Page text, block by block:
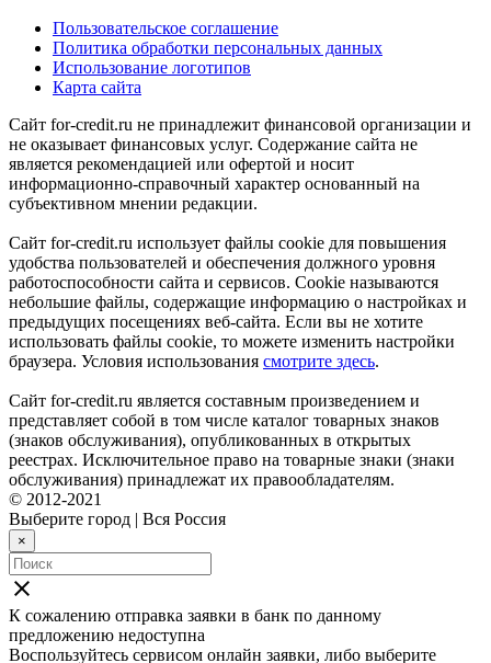
Пользовательское соглашение
Политика обработки персональных данных
Использование логотипов
Карта сайта
Сайт for-credit.ru не принадлежит финансовой организации и
не оказывает финансовых услуг. Содержание сайта не
является рекомендацией или офертой и носит
информационно-справочный характер основанный на
субъективном мнении редакции.
Сайт for-credit.ru использует файлы cookie для повышения
удобства пользователей и обеспечения должного уровня
работоспособности сайта и сервисов. Cookie называются
небольшие файлы, содержащие информацию о настройках и
предыдущих посещениях веб-сайта. Если вы не хотите
использовать файлы cookie, то можете изменить настройки
браузера. Условия использования смотрите здесь.
Сайт for-credit.ru является составным произведением и
представляет собой в том числе каталог товарных знаков
(знаков обслуживания), опубликованных в открытых
реестрах. Исключительное право на товарные знаки (знаки
обслуживания) принадлежат их правообладателям.
© 2012-2021
Выберите город | Вся Россия
×
close
К сожалению отправка заявки в банк по данному
предложению недоступна
Воспользуйтесь сервисом онлайн заявки, либо выберите